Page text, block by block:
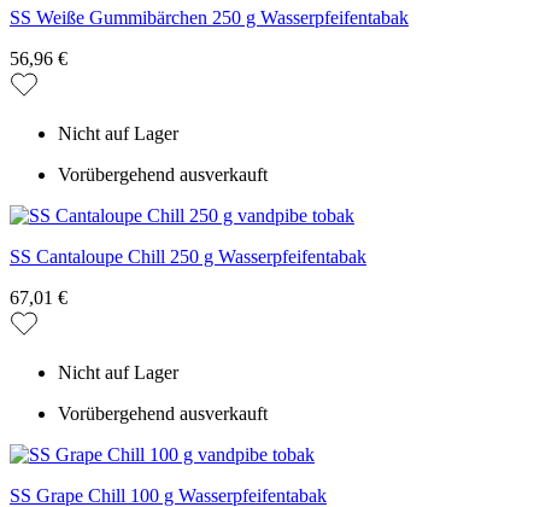
SS Weiße Gummibärchen 250 g Wasserpfeifentabak
56,96 €
Nicht auf Lager
Vorübergehend ausverkauft
SS Cantaloupe Chill 250 g Wasserpfeifentabak
67,01 €
Nicht auf Lager
Vorübergehend ausverkauft
SS Grape Chill 100 g Wasserpfeifentabak